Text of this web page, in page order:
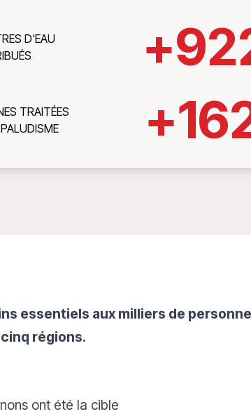
D'EAU
+
TRAITÉES
+
essentiels aux milliers de
régions.
ont été la cible